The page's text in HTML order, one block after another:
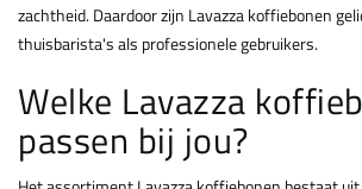
zachtheid. Daardoor zijn Lavazza koffiebonen
thuisbarista's als professionele gebruikers.
Welke Lavazza
passen bij jou?